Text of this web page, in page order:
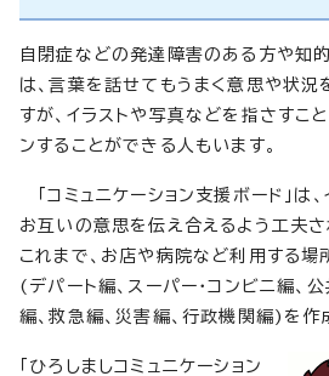
自閉症などの発達障害のある方や知
は、言葉を話せてもうまく意思や状況
すが、イラストや写真などを指さすこ
ンすることができる人もいます。
「コミュニケーション支援ボード」は、
お互いの意思を伝え合えるよう工夫さ
これまで、お店や病院など利用する場
(デパート編、スーパー・コンビニ編、
編、救急編、災害編、行政機関編)を作
「ひろしましコミュニケーション